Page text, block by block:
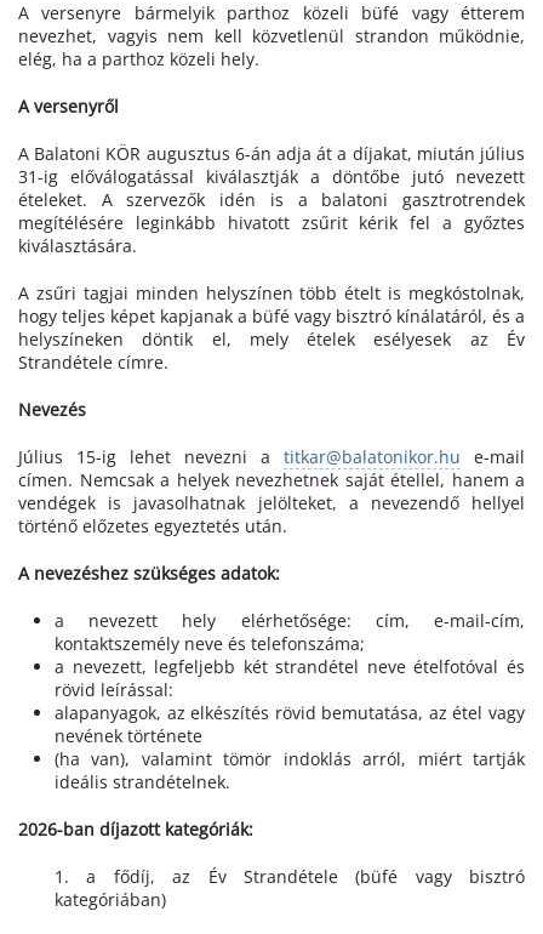
A versenyre bármelyik parthoz közeli büfé vagy étterem
nevezhet, vagyis nem kell közvetlenül strandon működnie,
elég, ha a parthoz közeli hely.
A versenyről
A Balatoni KÖR augusztus 6-án adja át a díjakat, miután július
31-ig előválogatással kiválasztják a döntőbe jutó nevezett
ételeket. A szervezők idén is a balatoni gasztrotrendek
megítélésére leginkább hivatott zsűrit kérik fel a győztes
kiválasztására.
A zsűri tagjai minden helyszínen több ételt is megkóstolnak,
hogy teljes képet kapjanak a büfé vagy bisztró kínálatáról, és a
helyszíneken döntik el, mely ételek esélyesek az Év
Strandétele címre.
Nevezés
Július 15-ig lehet nevezni a titkar@balatonikor.hu e-mail
címen. Nemcsak a helyek nevezhetnek saját étellel, hanem a
vendégek is javasolhatnak jelölteket, a nevezendő hellyel
történő előzetes egyeztetés után.
A nevezéshez szükséges adatok:
a nevezett hely elérhetősége: cím, e-mail-cím,
kontaktszemély neve és telefonszáma;
a nevezett, legfeljebb két strandétel neve ételfotóval és
rövid leírással:
alapanyagok, az elkészítés rövid bemutatása, az étel vagy
nevének története
(ha van), valamint tömör indoklás arról, miért tartják
ideális strandételnek.
2026-ban díjazott kategóriák:
1. a fődíj, az Év Strandétele (büfé vagy bisztró
kategóriában)